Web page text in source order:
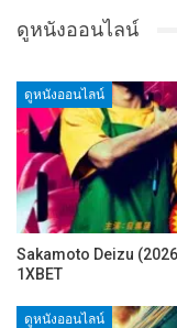
ดูหนังออนไลน์
ดูหนังออนไลน์
Sakamoto Deizu
1XBET
ดูหนังออนไลน์